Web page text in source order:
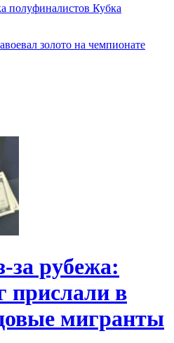
полуфиналистов Кубка
золото на чемпионате
рубежа:
прислали в
мигранты